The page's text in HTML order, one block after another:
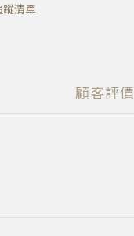
蹤清單
顧客評價